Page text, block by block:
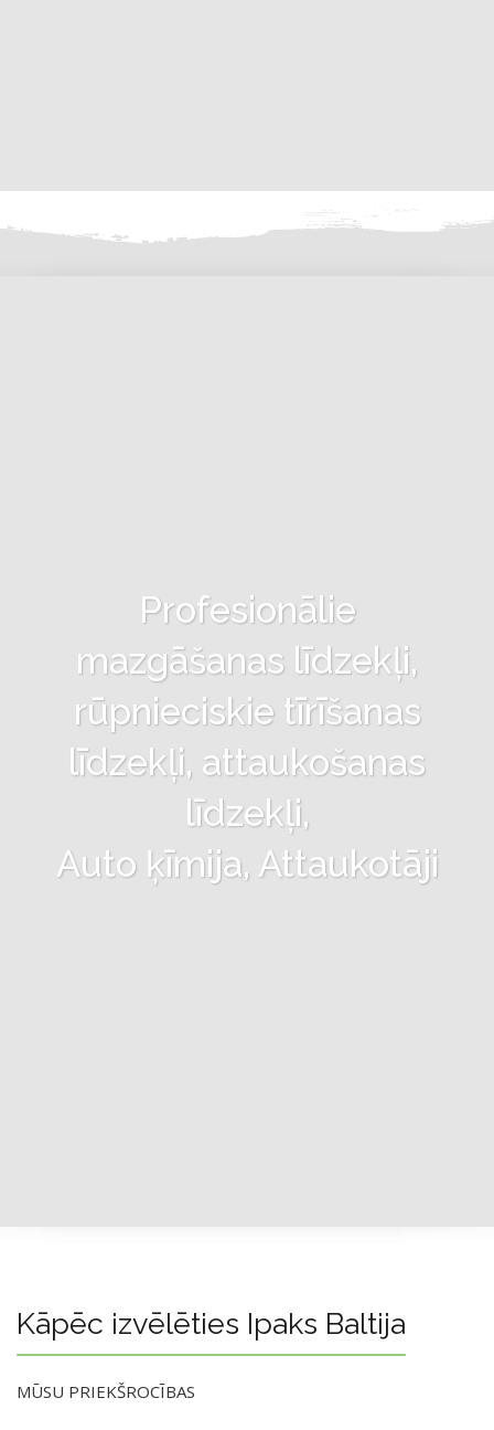
Profesionālie
mazgāšanas līdzekļi,
rūpnieciskie tīrīšanas
līdzekļi, attaukošanas
līdzekļi,
Auto ķīmija, Attaukotāji
Kāpēc izvēlēties Ipaks Baltija
MŪSU PRIEKŠROCĪBAS